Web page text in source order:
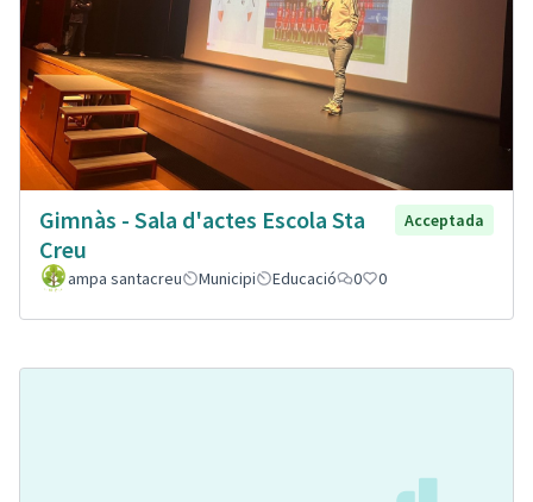
Gimnàs - Sala d'actes Escola Sta
Creu
Acceptada
ampa santacreu Municipi Educació 0 0